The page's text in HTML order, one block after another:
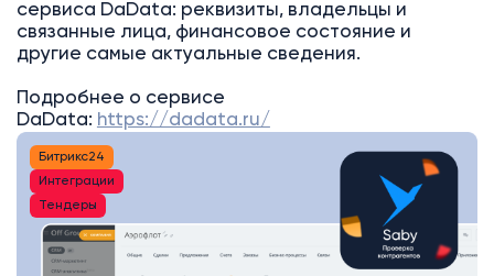
сервиса DaData: реквизиты, владельцы и
связанные лица, финансовое состояние и
другие самые актуальные сведения.
Подробнее о сервисе
DaData: https://dadata.ru/
Битрикс24
Интеграции
Тендеры